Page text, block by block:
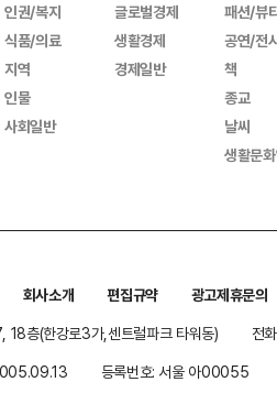
인권/복지
식품/의료
지역
인물
사회일반
글로벌경제
생활경제
경제일반
패션/뷰
공연/전
책
종교
날씨
생활문
회사소개 편집규약
광고제휴문의
18층(한강로3가,센트럴파크 타워동)
전
등록번호: 서울 아00055